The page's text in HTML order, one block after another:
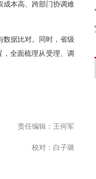
本高、跨部门协调难
据比对。同时，省级
全面梳理从受理、调
责任编辑：王何军
校对：白子璐